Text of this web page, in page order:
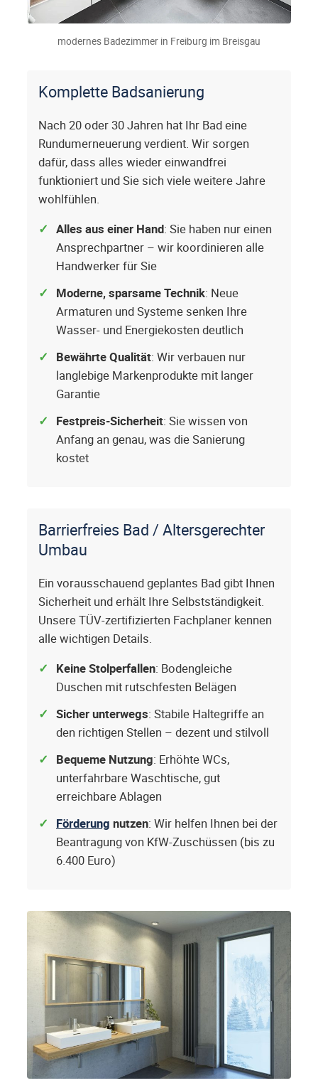
modernes Badezimmer in Freiburg im Breisgau
Komplette Badsanierung
Nach 20 oder 30 Jahren hat Ihr Bad eine
Rundumerneuerung verdient. Wir sorgen
dafür, dass alles wieder einwandfrei
funktioniert und Sie sich viele weitere Jahre
wohlfühlen.
Alles aus einer Hand: Sie haben nur einen
Ansprechpartner – wir koordinieren alle
Handwerker für Sie
Moderne, sparsame Technik: Neue
Armaturen und Systeme senken Ihre
Wasser- und Energiekosten deutlich
Bewährte Qualität: Wir verbauen nur
langlebige Markenprodukte mit langer
Garantie
Festpreis-Sicherheit: Sie wissen von
Anfang an genau, was die Sanierung
kostet
Barrierfreies Bad / Altersgerechter
Umbau
Ein vorausschauend geplantes Bad gibt Ihnen
Sicherheit und erhält Ihre Selbstständigkeit.
Unsere TÜV-zertifizierten Fachplaner kennen
alle wichtigen Details.
Keine Stolperfallen: Bodengleiche
Duschen mit rutschfesten Belägen
Sicher unterwegs: Stabile Haltegriffe an
den richtigen Stellen – dezent und stilvoll
Bequeme Nutzung: Erhöhte WCs,
unterfahrbare Waschtische, gut
erreichbare Ablagen
Förderung nutzen: Wir helfen Ihnen bei der
Beantragung von KfW-Zuschüssen (bis zu
6.400 Euro)